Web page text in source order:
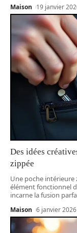
Maison 19 janvier
Des idées
zippée
Une poche
élément fonctionnel
incarne la fusion
Maison 6 janvier 2026